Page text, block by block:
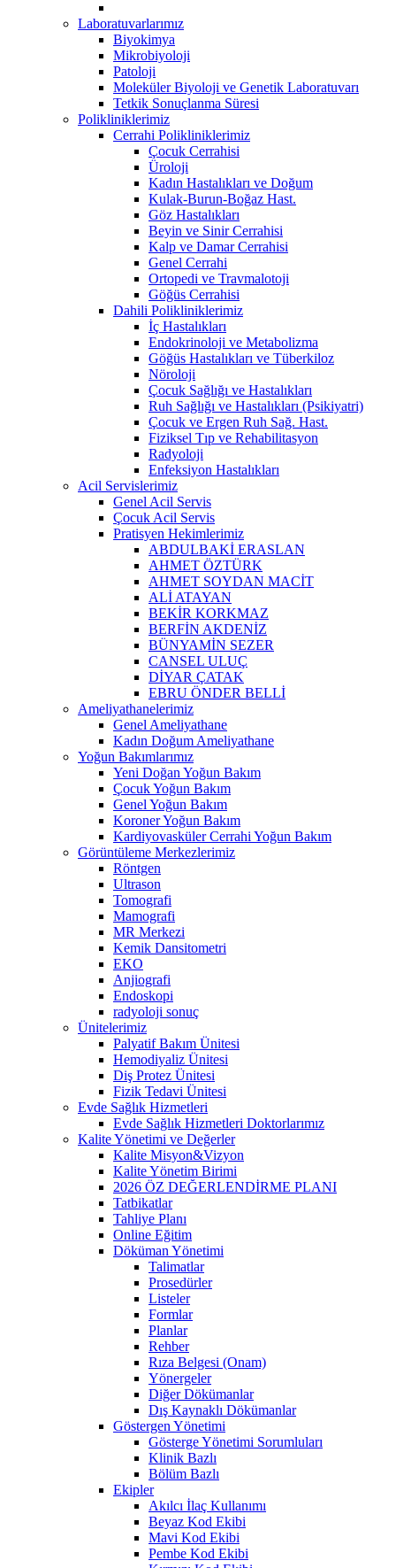
Laboratuvarlarımız
Biyokimya
Mikrobiyoloji
Patoloji
Moleküler Biyoloji ve Genetik Laboratuvarı
Tetkik Sonuçlanma Süresi
Polikliniklerimiz
Cerrahi Polikliniklerimiz
Çocuk Cerrahisi
Üroloji
Kadın Hastalıkları ve Doğum
Kulak-Burun-Boğaz Hast.
Göz Hastalıkları
Beyin ve Sinir Cerrahisi
Kalp ve Damar Cerrahisi
Genel Cerrahi
Ortopedi ve Travmalotoji
Göğüs Cerrahisi
Dahili Polikliniklerimiz
İç Hastalıkları
Endokrinoloji ve Metabolizma
Göğüs Hastalıkları ve Tüberkiloz
Nöroloji
Çocuk Sağlığı ve Hastalıkları
Ruh Sağlığı ve Hastalıkları (Psikiyatri)
Çocuk ve Ergen Ruh Sağ. Hast.
Fiziksel Tıp ve Rehabilitasyon
Radyoloji
Enfeksiyon Hastalıkları
Acil Servislerimiz
Genel Acil Servis
Çocuk Acil Servis
Pratisyen Hekimlerimiz
ABDULBAKİ ERASLAN
AHMET ÖZTÜRK
AHMET SOYDAN MACİT
ALİ ATAYAN
BEKİR KORKMAZ
BERFİN AKDENİZ
BÜNYAMİN SEZER
CANSEL ULUÇ
DİYAR ÇATAK
EBRU ÖNDER BELLİ
Ameliyathanelerimiz
Genel Ameliyathane
Kadın Doğum Ameliyathane
Yoğun Bakımlarımız
Yeni Doğan Yoğun Bakım
Çocuk Yoğun Bakım
Genel Yoğun Bakım
Koroner Yoğun Bakım
Kardiyovasküler Cerrahi Yoğun Bakım
Görüntüleme Merkezlerimiz
Röntgen
Ultrason
Tomografi
Mamografi
MR Merkezi
Kemik Dansitometri
EKO
Anjiografi
Endoskopi
radyoloji sonuç
Ünitelerimiz
Palyatif Bakım Ünitesi
Hemodiyaliz Ünitesi
Diş Protez Ünitesi
Fizik Tedavi Ünitesi
Evde Sağlık Hizmetleri
Evde Sağlık Hizmetleri Doktorlarımız
Kalite Yönetimi ve Değerler
Kalite Misyon&Vizyon
Kalite Yönetim Birimi
2026 ÖZ DEĞERLENDİRME PLANI
Tatbikatlar
Tahliye Planı
Online Eğitim
Döküman Yönetimi
Talimatlar
Prosedürler
Listeler
Formlar
Planlar
Rehber
Rıza Belgesi (Onam)
Yönergeler
Diğer Dökümanlar
Dış Kaynaklı Dökümanlar
Göstergen Yönetimi
Gösterge Yönetimi Sorumluları
Klinik Bazlı
Bölüm Bazlı
Ekipler
Akılcı İlaç Kullanımı
Beyaz Kod Ekibi
Mavi Kod Ekibi
Pembe Kod Ekibi